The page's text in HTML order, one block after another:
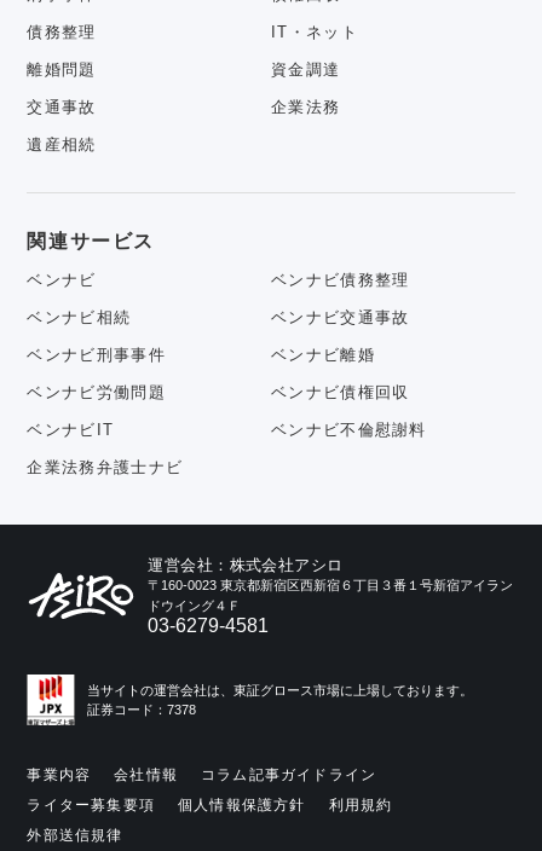
債務整理 IT・ネット
離婚問題 資金調達
交通事故 企業法務
遺産相続
関連サービス
ベンナビ ベンナビ債務整理
ベンナビ相続 ベンナビ交通事故
ベンナビ刑事事件 ベンナビ離婚
ベンナビ労働問題 ベンナビ債権回収
ベンナビIT ベンナビ不倫慰謝料
企業法務弁護士ナビ
運営会社：株式会社アシロ
〒160-0023 東京都新宿区西新宿６丁目３番１号新宿アイラン
ドウイング４Ｆ
03-6279-4581
当サイトの運営会社は、東証グロース市場に上場しております。
証券コード：7378
事業内容 会社情報
コラム記事ガイドライン
ライター募集要項
個人情報保護方針
利用規約
外部送信規律